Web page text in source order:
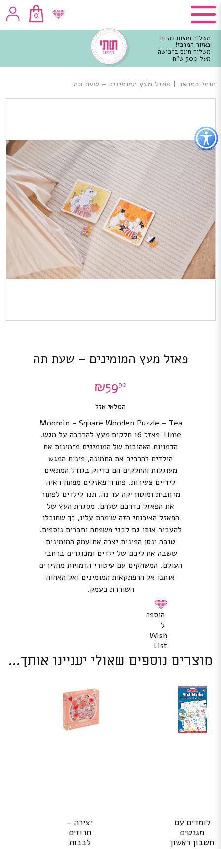
כפתור
לפתיחת
תפריט
נגישות
0
משלוח מהיום להיום
באזור המרכז!
משלוח חינם ברכישה
מעל 300 ש"ח
מרכזי
תותי במושב | פאזל מעץ המומינים – שעת תה
פאזל מעץ המומינים – שעת תה
₪5990
המלאי אזל
Moomin – Square Wooden Puzzle – Tea
Time פאזל 16 חלקים מעץ להרכבה על מגש.
הדמויות האהובות של המומינים מזמינות את
הילדים להרכיב את התמונה, פינות המגש
מעוגלות והחלקים הם בדיוק בגודל המתאים
לידיים צעירות. פתרון פאזלים מפתח ראיה
מרחבית ומוטוריקה עדינה. תנו לילדים לפתור
את הפאזל בדרכם שלהם. מסגרת העץ של
הפאזל האיכותי הזה שומרת עליו, כך שתוכלו
להעביר אותו גם לבני משפחה וחברים נוספים.
טובה ינסן הפינית יצרה את עמק המומינים
ששבה את ליבם של ילדים ומבוגרים ברחבי
העולם. המשחקים עם עיטורי הדמויות מחזירים
אותנו אל הרפתקאות המומינים ואל האחוה
השוררת בעמק.
הוספה
ל
Wish
List
מוצרים נוספים שאולי יעניינו אותך...
לומדים עם
מגנטים
חשבון ראשון
יצירה –
חרוזים
לבבות